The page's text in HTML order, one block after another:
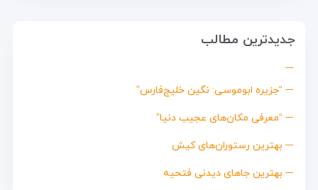
جدیدترین مطالب
“جزیره ابوموسی: نگین خلیج‌فارس”
“معرفی مکان‌های عجیب دنیا”
بهترین رستوران‌های کیش
بهترین جاهای دیدنی فتحیه